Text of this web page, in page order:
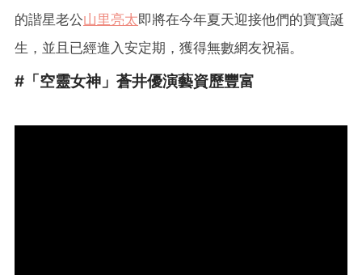
的諧星老公山里亮太即將在今年夏天迎接他們的寶寶誕
生，並且已經進入安定期，獲得無數網友祝福。
#「空靈女神」蒼井優演藝資歷豐富